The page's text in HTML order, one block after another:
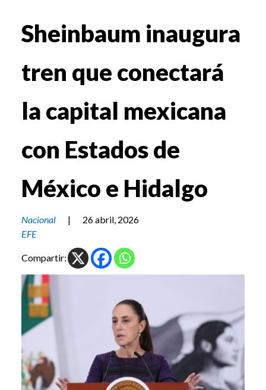
Sheinbaum inaugura
tren que conectará
la capital mexicana
con Estados de
México e Hidalgo
Nacional |
26 abril, 2026
EFE
Compartir: